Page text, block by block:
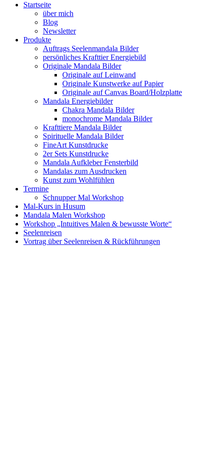
Startseite
über mich
Blog
Newsletter
Produkte
Auftrags Seelenmandala Bilder
persönliches Krafttier Energiebild
Originale Mandala Bilder
Originale auf Leinwand
Originale Kunstwerke auf Papier
Originale auf Canvas Board/Holzplatte
Mandala Energiebilder
Chakra Mandala Bilder
monochrome Mandala Bilder
Krafttiere Mandala Bilder
Spirituelle Mandala Bilder
FineArt Kunstdrucke
2er Sets Kunstdrucke
Mandala Aufkleber Fensterbild
Mandalas zum Ausdrucken
Kunst zum Wohlfühlen
Termine
Schnupper Mal Workshop
Mal-Kurs in Husum
Mandala Malen Workshop
Workshop „Intuitives Malen & bewusste Worte“
Seelenreisen
Vortrag über Seelenreisen & Rückführungen